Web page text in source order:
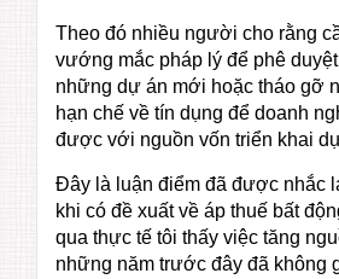
Theo đó nhiều người cho rằng
vướng mắc pháp lý để phê
những dự án mới hoặc tháo gỡ
hạn chế về tín dụng để doanh
được với nguồn vốn triển khai
Đây là luận điểm đã được nhắc
khi có đề xuất về áp thuế bất
qua thực tế tôi thấy việc tăng
những năm trước đây đã không